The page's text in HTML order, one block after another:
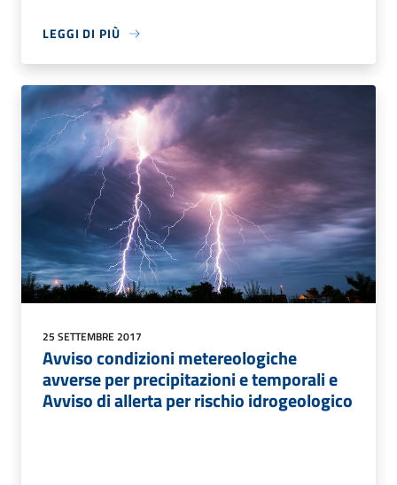
LEGGI DI PIÙ
25 SETTEMBRE 2017
Avviso condizioni metereologiche
avverse per precipitazioni e temporali e
Avviso di allerta per rischio idrogeologico